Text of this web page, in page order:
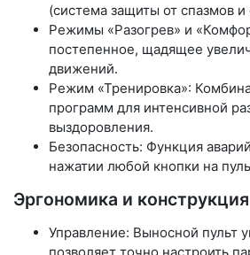
(система защиты от спазмов и
Режимы «Разогрев» и
постепенное, щадящее
движений.
Режим «Тренировка»:
программ для интенсивной
выздоровления.
Безопасность: Функция
нажатии любой кнопки на
Эргономика и конструкция
Управление: Выносной пульт
позволяет точно настроить